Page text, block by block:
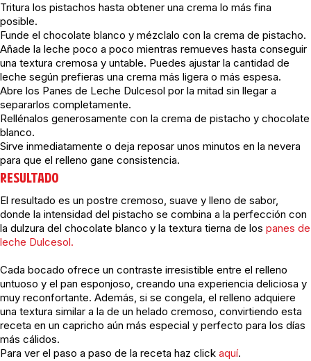
Tritura los pistachos hasta obtener una crema lo más fina
posible.
Funde el chocolate blanco y mézclalo con la crema de pistacho.
Añade la leche poco a poco mientras remueves hasta conseguir
una textura cremosa y untable. Puedes ajustar la cantidad de
leche según prefieras una crema más ligera o más espesa.
Abre los Panes de Leche Dulcesol por la mitad sin llegar a
separarlos completamente.
Rellénalos generosamente con la crema de pistacho y chocolate
blanco.
Sirve inmediatamente o deja reposar unos minutos en la nevera
para que el relleno gane consistencia.
RESULTADO
El resultado es un postre cremoso, suave y lleno de sabor,
donde la intensidad del pistacho se combina a la perfección con
la dulzura del chocolate blanco y la textura tierna de los panes de
leche Dulcesol.
Cada bocado ofrece un contraste irresistible entre el relleno
untuoso y el pan esponjoso, creando una experiencia deliciosa y
muy reconfortante. Además, si se congela, el relleno adquiere
una textura similar a la de un helado cremoso, convirtiendo esta
receta en un capricho aún más especial y perfecto para los días
más cálidos.
Para ver el paso a paso de la receta haz click aquí.